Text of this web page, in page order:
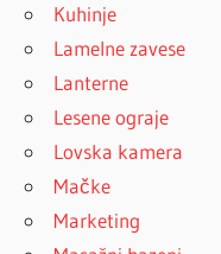
Kuhinje
Lamelne zavese
Lanterne
Lesene ograje
Lovska kamera
Mačke
Marketing